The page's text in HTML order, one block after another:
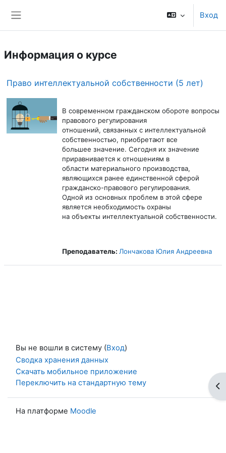
Вход
Информация о курсе
Право интеллектуальной собственности (5 лет)
В современном гражданском обороте вопросы
правового регулирования
отношений, связанных с интеллектуальной
собственностью, приобретают все
большее значение. Сегодня их значение
приравнивается к отношениям в
области материального производства,
являющихся ранее единственной сферой
гражданско-правового регулирования.
Одной из основных проблем в этой сфере
является необходимость охраны
на объекты интеллектуальной собственности.
Преподаватель: Лончакова Юлия Андреевна
Вы не вошли в систему (Вход)
Сводка хранения данных
Скачать мобильное приложение
Переключить на стандартную тему
На платформе Moodle